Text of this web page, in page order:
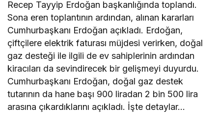
Recep Tayyip Erdoğan başkanlığında toplandı.
Sona eren toplantının ardından, alınan kararları
Cumhurbaşkanı Erdoğan açıkladı. Erdoğan,
çiftçilere elektrik faturası müjdesi verirken, doğal
gaz desteği ile ilgili de ev sahiplerinin ardından
kiracıları da sevindirecek bir gelişmeyi duyurdu.
Cumhurbaşkanı Erdoğan, doğal gaz destek
tutarının da hane başı 900 liradan 2 bin 500 lira
arasına çıkardıklarını açıkladı. İşte detaylar…